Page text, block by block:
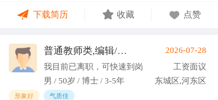
上传，毕业生信息核对，以及协助图书馆老师与学生
沟通举办各种活动。 （3）组织管理能力强，在读期
一百余人，并组织每天口语晨读活动，同时不定期举
办各种社团内部活动，如迎新、英语角等。
路与良好的问题处理意识。 拥有较强的团队协作与跨
稳步成长并创造价值。
下载简历 收藏 点赞
普通教师类,编辑/出版/印刷 (刘先生)
2026-07-28
我目前已离职，可快速到岗
工资面议
男 / 50岁 / 博士 / 3-5年
东城区,河东区
形象好 气质佳